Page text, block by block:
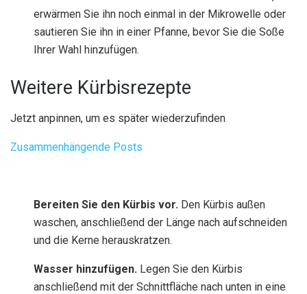
erwärmen Sie ihn noch einmal in der Mikrowelle oder
sautieren Sie ihn in einer Pfanne, bevor Sie die Soße
Ihrer Wahl hinzufügen.
Weitere Kürbisrezepte
Jetzt anpinnen, um es später wiederzufinden
Zusammenhängende Posts
Bereiten Sie den Kürbis vor. Den Kürbis außen
waschen, anschließend der Länge nach aufschneiden
und die Kerne herauskratzen.
Wasser hinzufügen. Legen Sie den Kürbis
anschließend mit der Schnittfläche nach unten in eine